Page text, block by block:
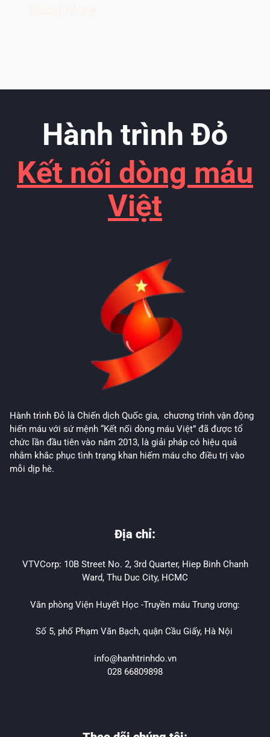
Read More
Hành trình Đỏ
Kết nối dòng máu
Việt
Hành trình Đỏ là Chiến dịch Quốc gia, chương trình vận động
hiến máu với sứ mệnh “Kết nối dòng máu Việt” đã được tổ
chức lần đầu tiên vào năm 2013, là giải pháp có hiệu quả
nhằm khắc phục tình trạng khan hiếm máu cho điều trị vào
mỗi dịp hè.
Địa chỉ:
VTVCorp: 10B Street No. 2, 3rd Quarter, Hiep Binh Chanh
Ward, Thu Duc City, HCMC
Văn phòng Viện Huyết Học -Truyền máu Trung ương:
Số 5, phố Phạm Văn Bạch, quận Cầu Giấy, Hà Nội
info@hanhtrinhdo.vn
028 66809898